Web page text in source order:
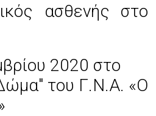
ασθενής στο
2020 στο
του Γ.Ν.Α. «O